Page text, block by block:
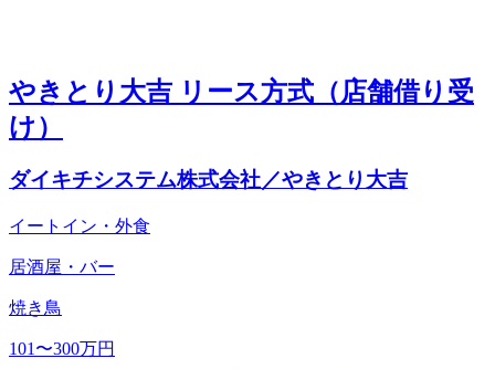
やきとり大吉 リース方式（店舗借り受
け）
ダイキチシステム株式会社／やきとり大吉
イートイン・外食
居酒屋・バー
焼き鳥
101〜300万円